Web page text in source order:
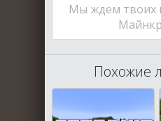
Мы ждем твоих
Похожие